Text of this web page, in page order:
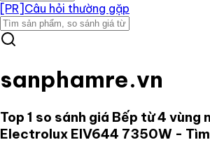
[PR] Câu hỏi thường gặp
sanphamre.vn
Top 1 so sánh giá Bếp từ 4 vùng
Electrolux EIV644 7350W -